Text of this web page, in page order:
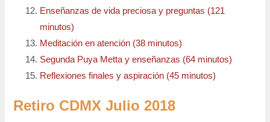
Enseñanzas de vida preciosa y preguntas (121
minutos)
Meditación en atención (38 minutos)
Segunda Puya Metta y enseñanzas (64 minutos)
Reflexiones finales y aspiración (45 minutos)
Retiro CDMX Julio 2018